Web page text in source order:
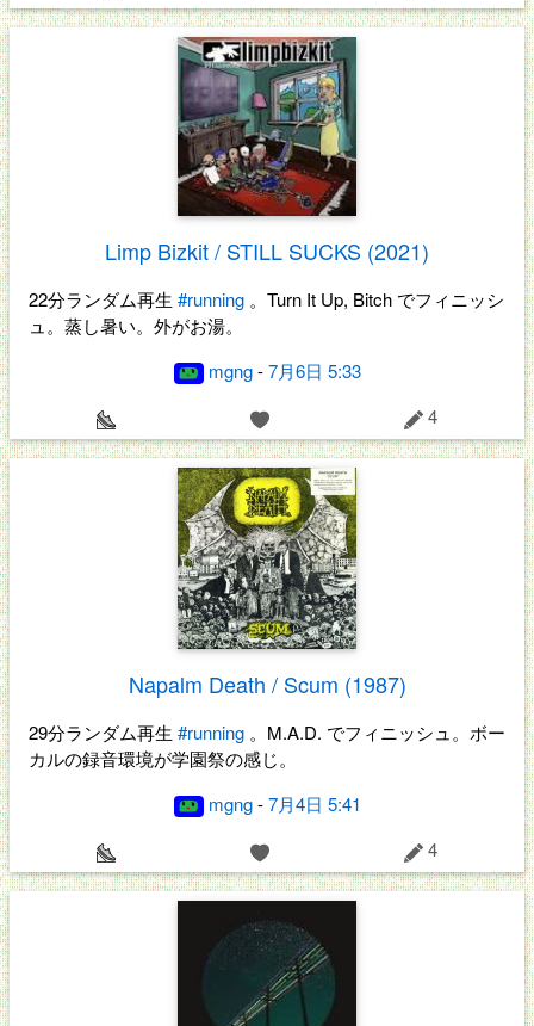
Limp Bizkit / STILL SUCKS (2021)
22分ランダム再生 #running 。Turn It Up, Bitch でフィニッシ
ュ。蒸し暑い。外がお湯。
mgng-7月6日 5:33
4
Napalm Death / Scum (1987)
29分ランダム再生 #running 。M.A.D. でフィニッシュ。ボー
カルの録音環境が学園祭の感じ。
mgng-7月4日 5:41
4